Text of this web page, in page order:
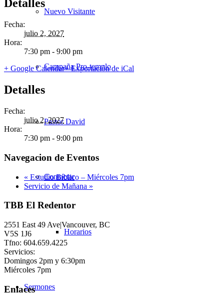
Nuevo Visitante
Campaña Pro-templo
Pastor David
Contactar
Horarios
Sermones
Detalles
Fecha:
julio 2, 2027
Hora:
7:30 pm - 9:00 pm
+ Google Calendar+ Exportación de iCal
Detalles
Fecha:
julio 2, 2027
Hora:
7:30 pm - 9:00 pm
Navegacion de Eventos
« Estudio Bíblico – Miércoles 7pm
Servicio de Mañana »
TBB El Redentor
2551 East 49 Ave|Vancouver, BC
V5S 1J6
Tfno: 604.659.4225
Servicios:
Domingos 2pm y 6:30pm
Miércoles 7pm
Enlaces